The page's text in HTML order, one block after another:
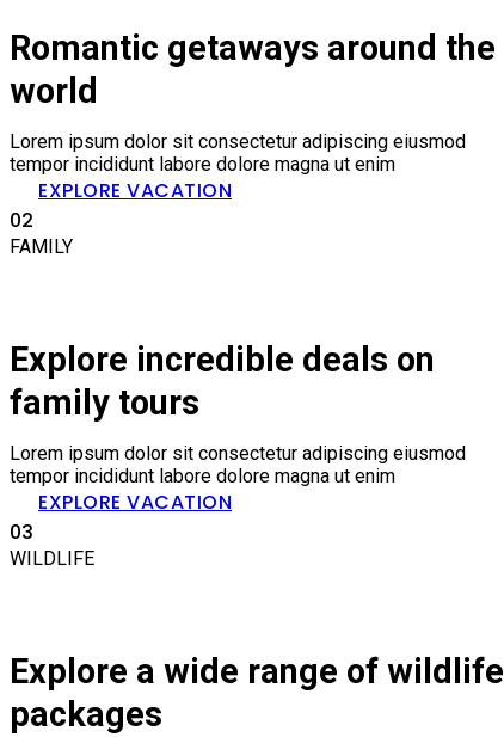
Romantic getaways around the
world
Lorem ipsum dolor sit consectetur adipiscing eiusmod
tempor incididunt labore dolore magna ut enim
EXPLORE VACATION
02
FAMILY
Explore incredible deals on
family tours
Lorem ipsum dolor sit consectetur adipiscing eiusmod
tempor incididunt labore dolore magna ut enim
EXPLORE VACATION
03
WILDLIFE
Explore a wide range of wildlife
packages